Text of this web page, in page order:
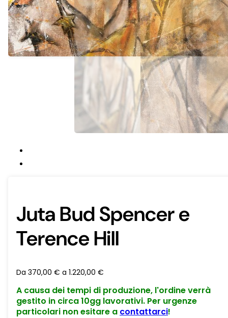
Juta Bud Spencer e
Terence Hill
Da 370,00 € a 1.220,00 €
A causa dei tempi di produzione, l'ordine verrà
gestito in circa 10gg lavorativi. Per urgenze
particolari non esitare a contattarci!